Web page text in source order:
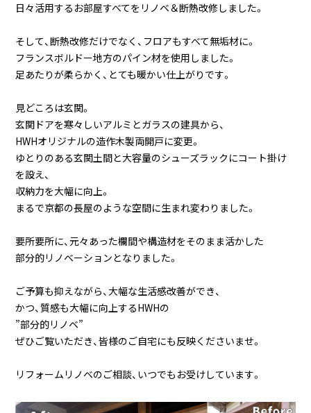
日々活用するお部屋すべてをリノベ＆断熱改修しました。
そして、断熱改修だけでなく、フロアもすべて無垢材に。
フランスボルドー地方のパイン材を使用しました。
足あたりが柔らかく、とても暖かい仕上がりです。
見どころは玄関。
玄関ドアを寒々しいアルミとガラスの建具から、
HWHオリジナルの造作木製両開戸に変更。
ゆとりのある玄関土間と大容量のシューズラックにコート掛け
を設え、
収納力を大幅に向上。
まるで京都の長屋のような空間に生まれ変わりました。
要所要所に、元々あった欄間や構造材をそのまま活かした
部分的リノベーションとなりました。
ご予算も抑えながら、大幅な生活感改善ができ、
かつ、質感も大幅に向上するHWHの
”部分的リノベ”
ぜひご覧いただき、皆様のご自宅にも反映くださいませ。
リフォームリノベのご相談、いつでもお受けしています。